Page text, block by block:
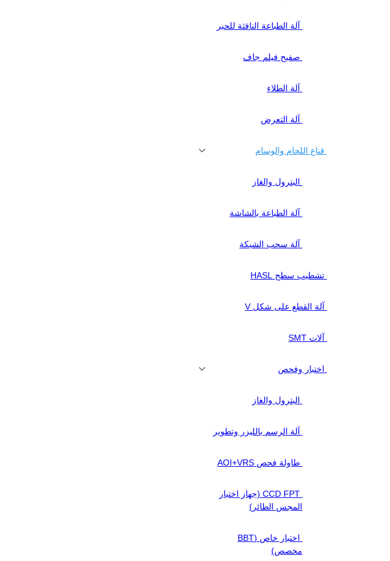
آلة الطباعة النافثة للحبر
صفيح فيلم جاف
آلة الطلاء
آلة التعرض
قناع اللحام والوسام
البترول والغاز
آلة الطباعة بالشاشة
آلة سحب الشبكة
تشطيب سطح HASL
آلة القطع على شكل V
آلات SMT
اختبار وفحص
البترول والغاز
آلة الرسم بالليزر وتطوير
طاولة فحص AOI+VRS
CCD FPT (جهاز اختبار
المجس الطائر)
اختبار خاص (BBT
مخصص)